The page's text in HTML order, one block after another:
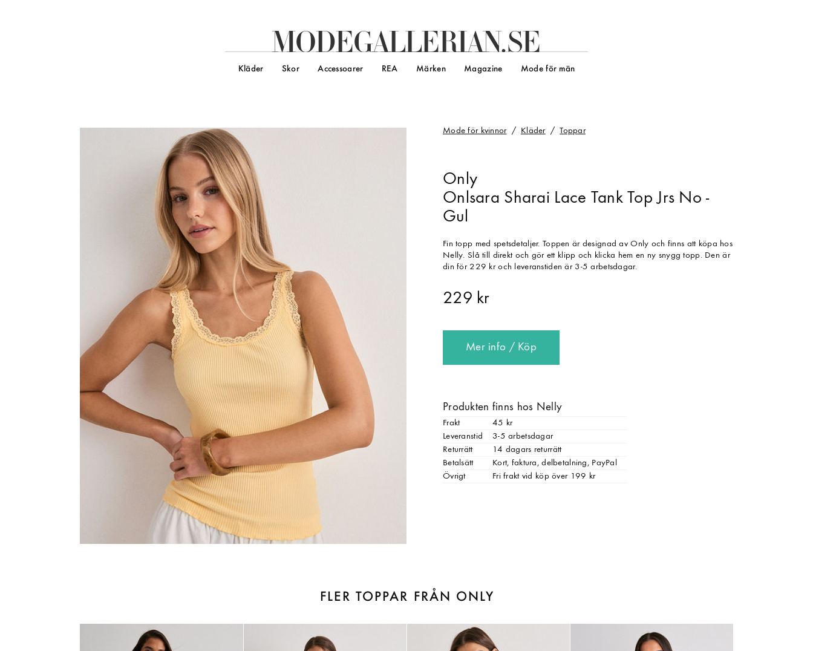
MODEGALLERIAN.SE
Kläder Skor Accessoarer REA Märken Magazine Mode för män
Mode för kvinnor Kläder Toppar
Only
Onlsara Sharai Lace Tank Top Jrs No -
Gul
Fin topp med spetsdetaljer. Toppen är designad av Only och finns att köpa hos
Nelly. Slå till direkt och gör ett klipp och klicka hem en ny snygg topp. Den är
din för 229 kr och leveranstiden är 3-5 arbetsdagar.
229 kr
Mer info / Köp
Produkten finns hos Nelly
Frakt
45 kr
Leveranstid
3-5 arbetsdagar
Returrätt
14 dagars returrätt
Betalsätt
Kort, faktura, delbetalning, PayPal
Övrigt
Fri frakt vid köp över 199 kr
FLER TOPPAR FRÅN ONLY